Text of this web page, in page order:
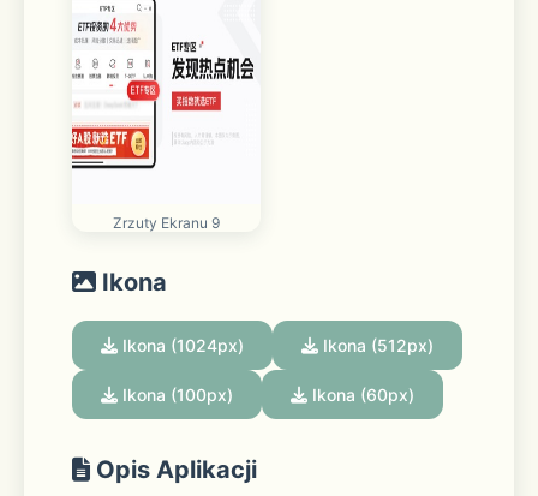
Zrzuty Ekranu 9
Ikona
Ikona (1024px) Ikona (512px)
Ikona (100px) Ikona (60px)
Opis Aplikacji